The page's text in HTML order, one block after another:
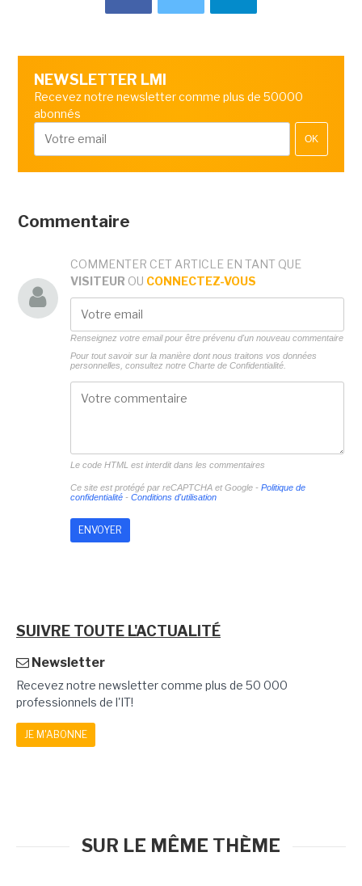
NEWSLETTER LMI
Recevez notre newsletter comme plus de 50000
abonnés
OK
Commentaire
COMMENTER CET ARTICLE EN TANT QUE
VISITEUR OU CONNECTEZ-VOUS
Renseignez votre email pour être prévenu d'un nouveau commentaire
Pour tout savoir sur la manière dont nous traitons vos données
personnelles, consultez notre Charte de Confidentialité.
Le code HTML est interdit dans les commentaires
Ce site est protégé par reCAPTCHA et Google - Politique de
confidentialité- Conditions d'utilisation
SUIVRE TOUTE L'ACTUALITÉ
Newsletter
Recevez notre newsletter comme plus de 50 000
professionnels de l'IT!
JE M'ABONNE
SUR LE MÊME THÈME